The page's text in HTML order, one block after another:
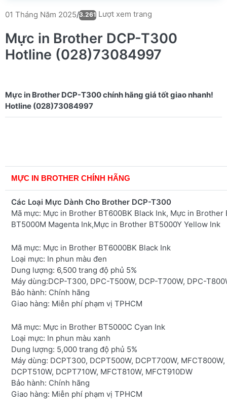
01 Tháng Năm 2025/3.261 Lượt xem trang
Mực in Brother DCP-T300
Hotline (028)73084997
Mực in Brother DCP-T300 chính hãng giá tốt giao nhanh!
MỰC IN BROTHER CHÍNH HÃNG
Các Loại Mực Dành Cho Brother DCP-T300
Mã mực: Mực in Brother BT600BK Black Ink, Mực in
BT5000M Magenta Ink,Mực in Brother BT5000Y Yellow Ink
Mã mực: Mực in Brother BT6000BK Black Ink
Loại mực: In phun màu đen
Dung lượng: 6,500 trang độ phủ 5%
Máy dùng:DCP-T300, DPC-T500W, DCP-T700W, DPC-
Bảo hành: Chính hãng
Giao hàng: Miễn phí phạm vị TPHCM
Mã mực: Mực in Brother BT5000C Cyan Ink
Loại mực: In phun màu xanh
Dung lượng: 5,000 trang độ phủ 5%
Máy dùng: DCPT300, DCPT500W, DCPT700W, MFCT800W,
DCPT510W, DCPT710W, MFCT810W, MFCT910DW
Bảo hành: Chính hãng
Giao hàng: Miễn phí phạm vị TPHCM